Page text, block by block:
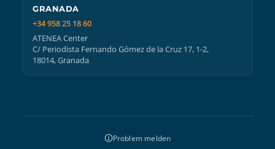
GRANADA
+34 958 25 18 60
ATENEA Center
C/ Periodista Fernando Gómez de la Cruz 17, 1-2,
18014, Granada
Problem melden